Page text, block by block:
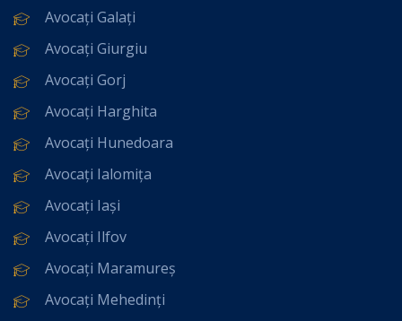
Avocați Galați
Avocați Giurgiu
Avocați Gorj
Avocați Harghita
Avocați Hunedoara
Avocați Ialomița
Avocați Iași
Avocați Ilfov
Avocați Maramureș
Avocați Mehedinți